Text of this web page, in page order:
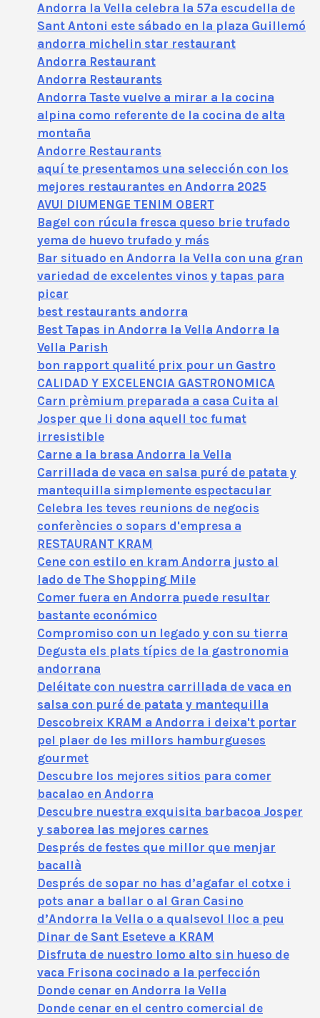
Andorra la Vella celebra la 57ª escudella de
Sant Antoni este sábado en la plaza Guillemó
andorra michelin star restaurant
Andorra Restaurant
Andorra Restaurants
Andorra Taste vuelve a mirar a la cocina
alpina como referente de la cocina de alta
montaña
Andorre Restaurants
aquí te presentamos una selección con los
mejores restaurantes en Andorra 2025
AVUI DIUMENGE TENIM OBERT
Bagel con rúcula fresca queso brie trufado
yema de huevo trufado y más
Bar situado en Andorra la Vella con una gran
variedad de excelentes vinos y tapas para
picar
best restaurants andorra
Best Tapas in Andorra la Vella Andorra la
Vella Parish
bon rapport qualité prix pour un Gastro
CALIDAD Y EXCELENCIA GASTRONOMICA
Carn prèmium preparada a casa Cuita al
Josper que li dona aquell toc fumat
irresistible
Carne a la brasa Andorra la Vella
Carrillada de vaca en salsa puré de patata y
mantequilla simplemente espectacular
Celebra les teves reunions de negocis
conferències o sopars d'empresa a
RESTAURANT KRAM
Cene con estilo en kram Andorra justo al
lado de The Shopping Mile
Comer fuera en Andorra puede resultar
bastante económico
Compromiso con un legado y con su tierra
Degusta els plats típics de la gastronomia
andorrana
Deléitate con nuestra carrillada de vaca en
salsa con puré de patata y mantequilla
Descobreix KRAM a Andorra i deixa't portar
pel plaer de les millors hamburgueses
gourmet
Descubre los mejores sitios para comer
bacalao en Andorra
Descubre nuestra exquisita barbacoa Josper
y saborea las mejores carnes
Després de festes que millor que menjar
bacallà
Després de sopar no has d’agafar el cotxe i
pots anar a ballar o al Gran Casino
d’Andorra la Vella o a qualsevol lloc a peu
Dinar de Sant Eseteve a KRAM
Disfruta de nuestro lomo alto sin hueso de
vaca Frisona cocinado a la perfección
Donde cenar en Andorra la Vella
Donde cenar en el centro comercial de